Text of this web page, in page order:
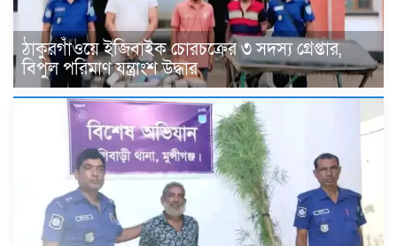
ঠাকুরগাঁওয়ে ইজিবাইক চোরচক্রের ৩ সদস্য গ্রেপ্তার,
বিপুল পরিমাণ যন্ত্রাংশ উদ্ধার ‎